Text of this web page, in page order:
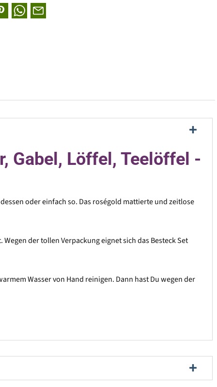
Gabel, Löffel, Teelöffel -
oder einfach so. Das roségold mattierte und zeitlose
der tollen Verpackung eignet sich das Besteck Set
Wasser von Hand reinigen. Dann hast Du wegen der